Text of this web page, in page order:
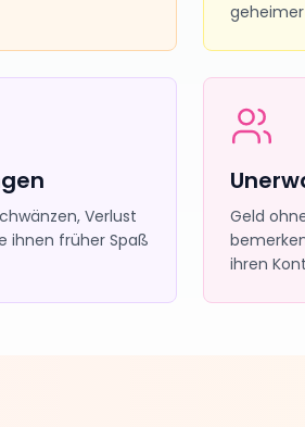
Verlust
ihnen früher Spaß
Geld
ihren